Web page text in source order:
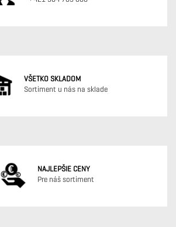
VŠETKO SKLADOM
Sortiment u nás na sklade
NAJLEPŠIE CENY
Pre náš sortiment